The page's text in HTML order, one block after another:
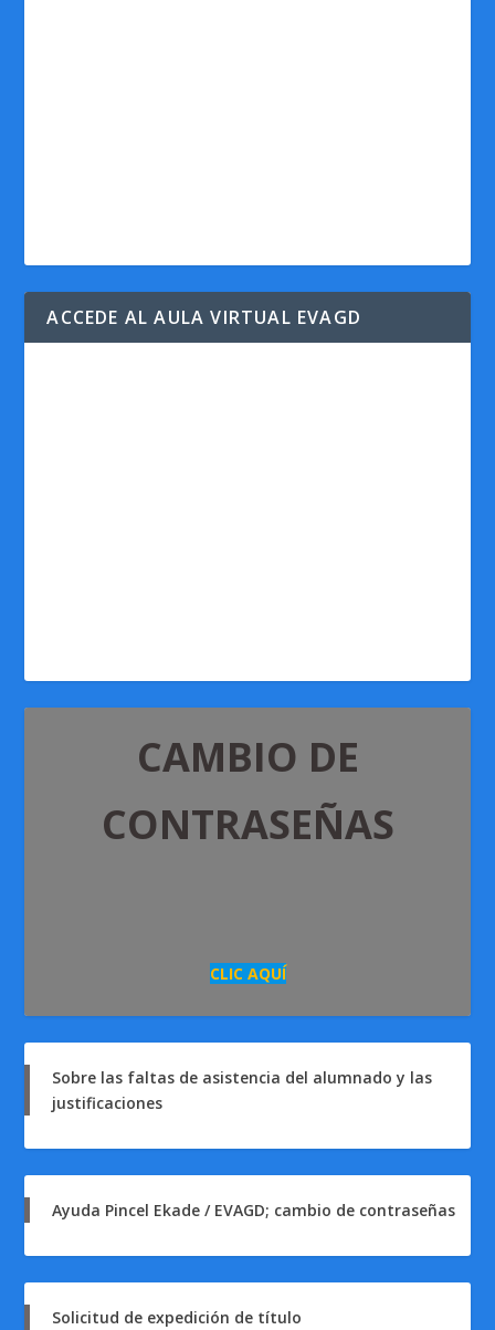
ACCEDE AL AULA VIRTUAL EVAGD
CAMBIO DE
CONTRASEÑAS
CLIC AQUÍ
Sobre las faltas de asistencia del alumnado y las
justificaciones
Ayuda Pincel Ekade / EVAGD; cambio de contraseñas
Solicitud de expedición de título